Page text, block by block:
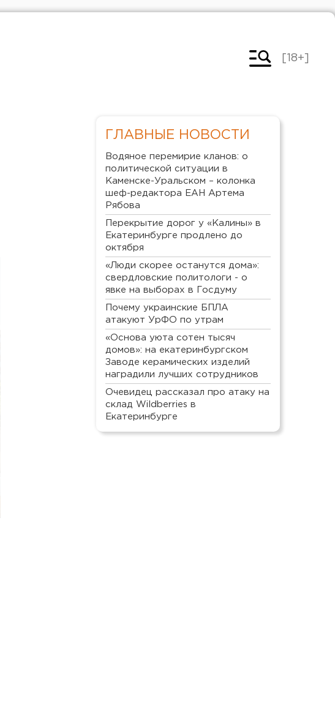
[18+]
ГЛАВНЫЕ НОВОСТИ
Водяное перемирие кланов: о
политической ситуации в
Каменске-Уральском – колонка
шеф-редактора ЕАН Артема
Рябова
Перекрытие дорог у «Калины» в
Екатеринбурге продлено до
октября
«Люди скорее останутся дома»:
свердловские политологи - о
явке на выборах в Госдуму
Почему украинские БПЛА
атакуют УрФО по утрам
«Основа уюта сотен тысяч
домов»: на екатеринбургском
Заводе керамических изделий
наградили лучших сотрудников
Очевидец рассказал про атаку на
склад Wildberries в
Екатеринбурге